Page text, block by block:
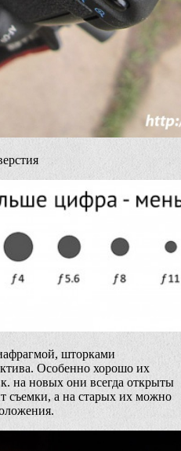
шторками
Особенно хорошо их
на новых они всегда открыты
съемки, а на старых их можно